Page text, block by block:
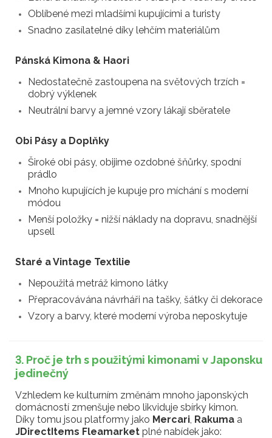
Oblíbené mezi mladšími kupujícími a turisty
Snadno zasílatelné díky lehčím materiálům
Pánská Kimona & Haori
Nedostatečně zastoupena na světových trzích =
dobrý výklenek
Neutrální barvy a jemné vzory lákají sběratele
Obi Pásy a Doplňky
Široké obi pásy, obijime ozdobné šňůrky, spodní
prádlo
Mnoho kupujících je kupuje pro míchání s moderní
módou
Menší položky = nižší náklady na dopravu, snadnější
upsell
Staré a Vintage Textilie
Nepoužitá metráž kimono látky
Přepracovávána návrháři na tašky, šátky či dekorace
Vzory a barvy, které moderní výroba neposkytuje
3. Proč je trh s použitými kimonami v Japonsku
jedinečný
Vzhledem ke kulturním změnám mnoho japonských
domácností zmenšuje nebo likviduje sbírky kimon.
Díky tomu jsou platformy jako Mercari, Rakuma a
JDirectItems Fleamarket plné nabídek jako: